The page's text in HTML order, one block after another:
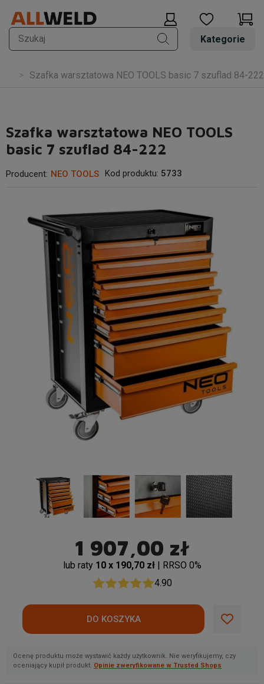
Kategorie
Szafka warsztatowa NEO TOOLS basic 7 szuflad 84-222
Szafka warsztatowa NEO TOOLS
basic 7 szuflad 84-222
Producent: NEO TOOLS Kod produktu: 5733
1 907,00 zł
lub raty 10 x 190,70 zł | RRSO 0%
4.90
Ocenę produktu może wystawić każdy użytkownik. Nie weryfikujemy, czy
oceniający kupił produkt. Opinie zweryfikowane w Trusted Shops